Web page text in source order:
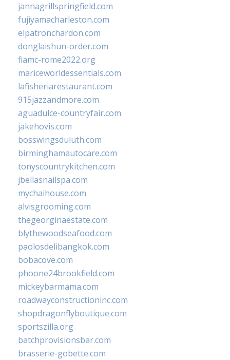
jannagrillspringfield.com
fujiyamacharleston.com
elpatronchardon.com
donglaishun-order.com
fiamc-rome2022.org
mariceworldessentials.com
lafisheriarestaurant.com
915jazzandmore.com
aguadulce-countryfair.com
jakehovis.com
bosswingsduluth.com
birminghamautocare.com
tonyscountrykitchen.com
jbellasnailspa.com
mychaihouse.com
alvisgrooming.com
thegeorginaestate.com
blythewoodseafood.com
paolosdelibangkok.com
bobacove.com
phoone24brookfield.com
mickeybarmama.com
roadwayconstructioninc.com
shopdragonflyboutique.com
sportszilla.org
batchprovisionsbar.com
brasserie-gobette.com